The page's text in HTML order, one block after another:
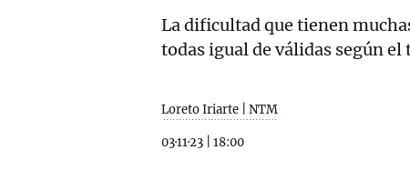
La dificultad que tienen
todas igual de válidas según el
Loreto Iriarte | NTM
03·11·23 18:00